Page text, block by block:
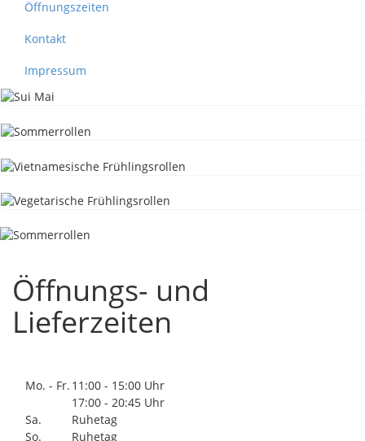
Öffnungszeiten
Kontakt
Impressum
Öffnungs- und
Lieferzeiten
Mo. - Fr. 11:00 - 15:00 Uhr
17:00 - 20:45 Uhr
Sa.
Ruhetag
So.
Ruhetag